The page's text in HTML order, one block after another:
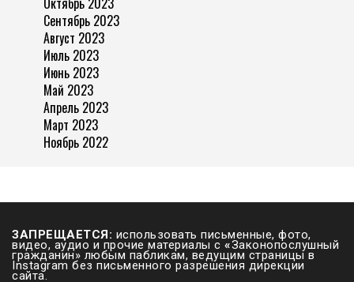
Сентябрь 2023
Август 2023
Июль 2023
Июнь 2023
Май 2023
Апрель 2023
Март 2023
Ноябрь 2022
ЗАПРЕЩАЕТСЯ: использовать письменные, фото,
видео, аудио и прочие материалы с «Законопослушный
гражданин» любым пабликам, ведущим страницы в
Instagram без письменного разрешения дирекции
сайта.